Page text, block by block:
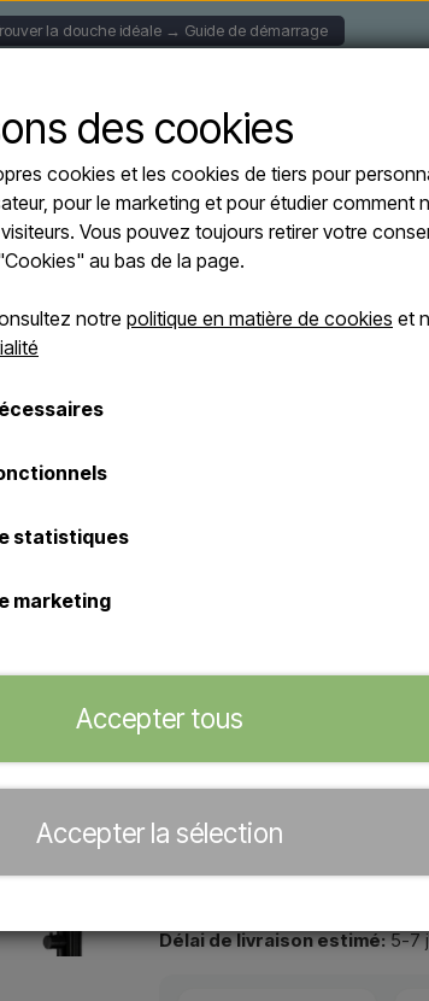
la douche idéale → Guide de démarrage
- Douche extérieure en inox/noir avec douchette - eau
Sined BUDONI
extérieure en
- eau froide et
Excellente douche d'extérieur
Douche extérieure Sined
Douche avec mitigeur,
Raccordements
−
Délai de livraison estimé:5-7
des cookies
cookies et les cookies de tiers pour
pour le marketing et pour étudier comment
Vous pouvez toujours retirer votre
au bas de la page.
notre politique en matière de cookies et
statistiques
marketing
Accepter tous
Accepter la sélection